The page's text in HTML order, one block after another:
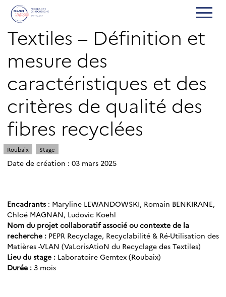
Textiles – Définition et
mesure des
caractéristiques et des
critères de qualité des
fibres recyclées
Roubaix Stage
Date de création : 03 mars 2025
Encadrants : Maryline LEWANDOWSKI, Romain BENKIRANE,
Chloé MAGNAN, Ludovic Koehl
Nom du projet collaboratif associé ou contexte de la
recherche : PEPR Recyclage, Recyclabilité & Ré-Utilisation des
Matières -VLAN (VaLorisAtioN du Recyclage des Textiles)
Lieu du stage : Laboratoire Gemtex (Roubaix)
Durée : 3 mois